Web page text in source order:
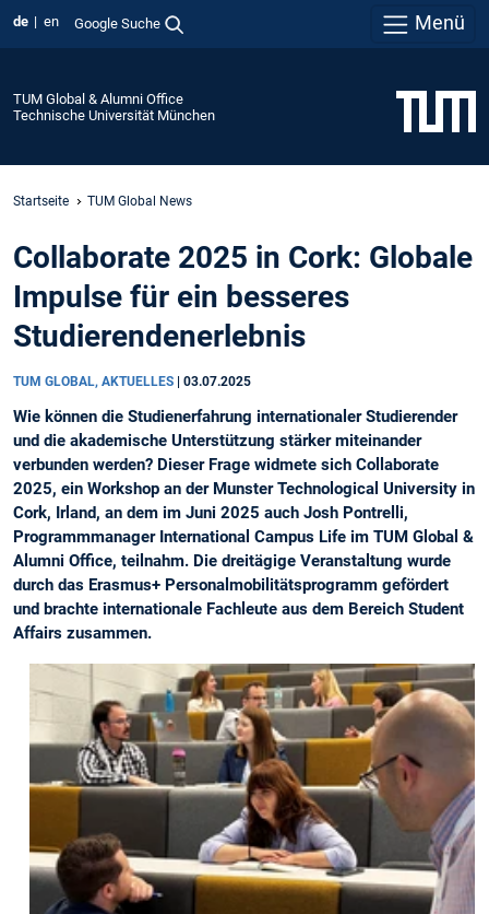
de en Google Suche Menü
TUM Global & Alumni Office
Technische Universität München
Startseite TUM Global News
Collaborate 2025 in Cork: Globale
Impulse für ein besseres
Studierendenerlebnis
TUM GLOBAL, AKTUELLES 03.07.2025
Wie können die Studienerfahrung internationaler Studierender
und die akademische Unterstützung stärker miteinander
verbunden werden? Dieser Frage widmete sich Collaborate
2025, ein Workshop an der Munster Technological University in
Cork, Irland, an dem im Juni 2025 auch Josh Pontrelli,
Programmmanager International Campus Life im TUM Global &
Alumni Office, teilnahm. Die dreitägige Veranstaltung wurde
durch das Erasmus+ Personalmobilitätsprogramm gefördert
und brachte internationale Fachleute aus dem Bereich Student
Affairs zusammen.